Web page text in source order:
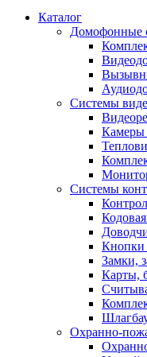
Каталог
Домофонные
Системы
Камеры
Системы
Кнопки
Замки,
Карты,
Охранно-